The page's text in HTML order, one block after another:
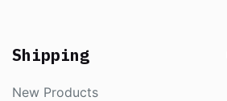
Shipping
New Products